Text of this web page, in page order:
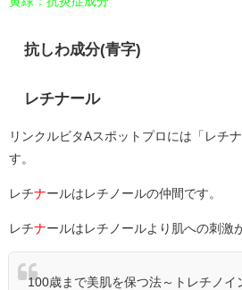
抗しわ成分(青字)
レチナール
リンクルビタAスポットプロには「レチ
す。
レチナールはレチノールの仲間です。
レチナールはレチノールより肌への刺激
100歳まで美肌を保つ法～トレチノイ